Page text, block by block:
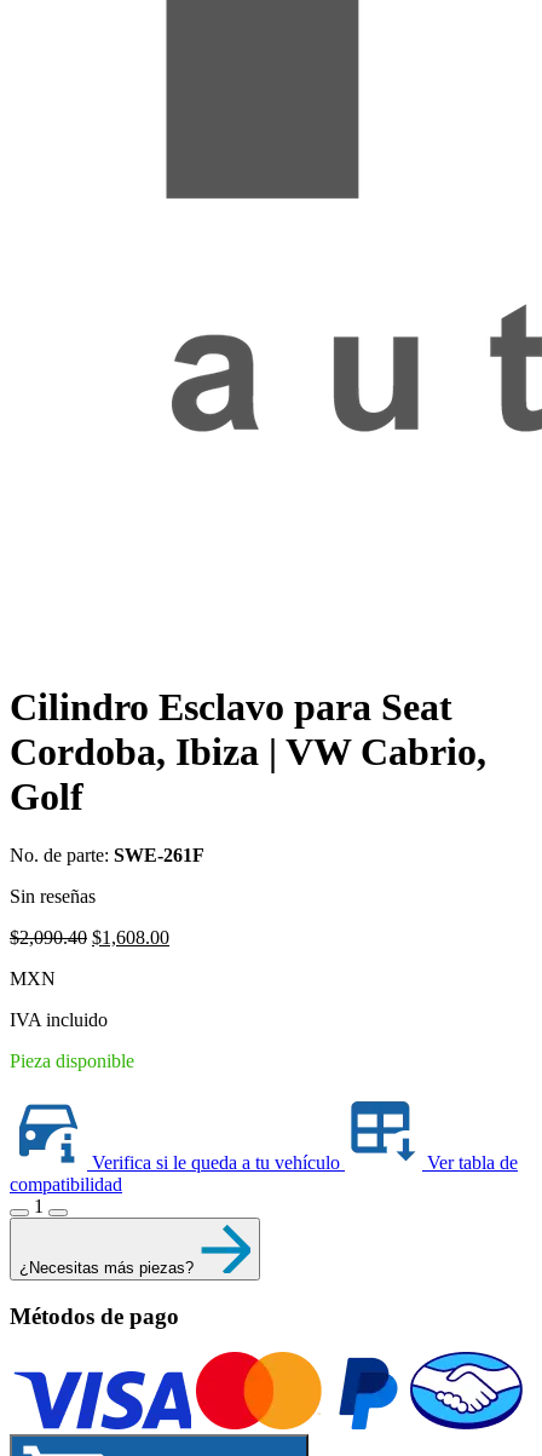
Cilindro Esclavo para Seat
Cordoba, Ibiza | VW Cabrio,
Golf
No. de parte: SWE-261F
Sin reseñas
$2,090.40 Original
$1,608.00Current
MXN
IVA incluido
Pieza disponible
Verifica si le queda a tu vehículo
Ver tabla de
compatibilidad
1
¿Necesitas más piezas?
Métodos de pago